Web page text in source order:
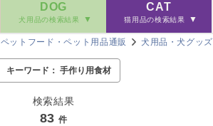
DOG
犬用品の検索結果
CAT
猫用品の検索結果
ペットフード・ペット用品通販 犬用品・犬グッズ
キーワード： 手作り用食材
検索結果
83 件